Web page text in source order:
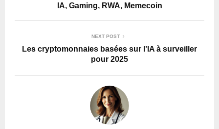
IA, Gaming, RWA, Memecoin
NEXT POST
Les cryptomonnaies basées sur l’IA à surveiller
pour 2025